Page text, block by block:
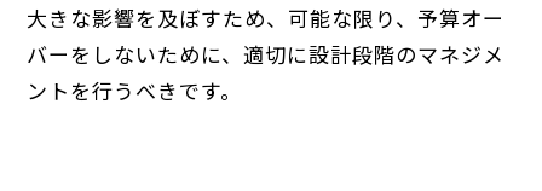
大きな影響を及ぼすため、可能な限り、予算オー
バーをしないために、適切に設計段階のマネジメ
ントを行うべきです。